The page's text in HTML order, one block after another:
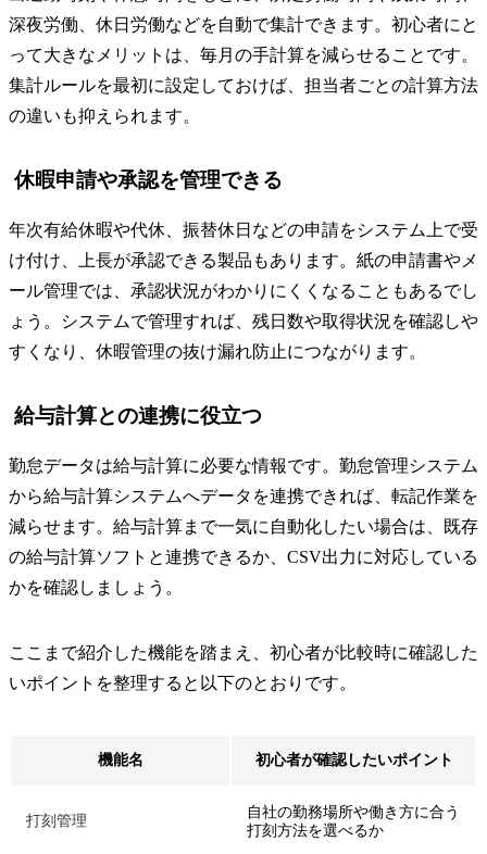
深夜労働、休日労働などを自動で集計できます。初心者にと
って大きなメリットは、毎月の手計算を減らせることです。
集計ルールを最初に設定しておけば、担当者ごとの計算方法
の違いも抑えられます。
休暇申請や承認を管理できる
年次有給休暇や代休、振替休日などの申請をシステム上で受
け付け、上長が承認できる製品もあります。紙の申請書やメ
ール管理では、承認状況がわかりにくくなることもあるでし
ょう。システムで管理すれば、残日数や取得状況を確認しや
すくなり、休暇管理の抜け漏れ防止につながります。
給与計算との連携に役立つ
勤怠データは給与計算に必要な情報です。勤怠管理システム
から給与計算システムへデータを連携できれば、転記作業を
減らせます。給与計算まで一気に自動化したい場合は、既存
の給与計算ソフトと連携できるか、CSV出力に対応している
かを確認しましょう。
ここまで紹介した機能を踏まえ、初心者が比較時に確認した
いポイントを整理すると以下のとおりです。
機能名 初心者が確認したいポイント
打刻管理
自社の勤務場所や働き方に合う
打刻方法を選べるか